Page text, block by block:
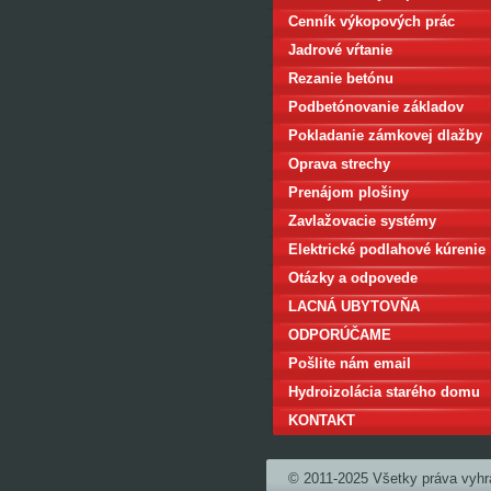
Cenník výkopových prác
Jadrové vŕtanie
Rezanie betónu
Podbetónovanie základov
domu
Pokladanie zámkovej dlažby
Oprava strechy
Prenájom plošiny
Zavlažovacie systémy
Elektrické podlahové kúrenie
Otázky a odpovede
LACNÁ UBYTOVŇA
BRATISLAVA
ODPORÚČAME
Pošlite nám email
Hydroizolácia starého domu
KONTAKT
© 2011-2025 Všetky práva